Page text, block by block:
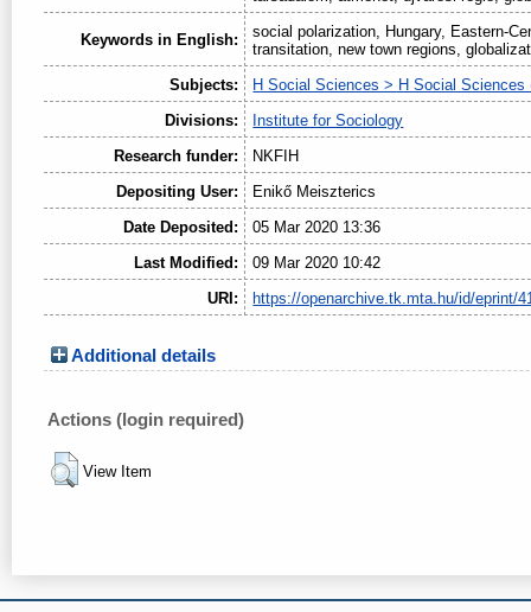
Keywords in English:
social polarization, Hungary, Eastern-
transitation, new town regions,
Subjects:
H Social Sciences > H Social Sciences
Divisions:
Institute for Sociology
Research funder:
NKFIH
Depositing User:
Enikő Meiszterics
Date Deposited:
05 Mar 2020 13:36
Last Modified:
09 Mar 2020 10:42
URI:
https://openarchive.tk.mta.hu/id/eprint/
Additional details
Actions (login required)
View Item